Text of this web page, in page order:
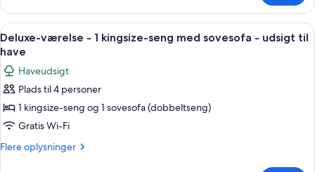
-
kingsize-
seng
Indlæs
alle
billeder
af
Deluxe-
værelse
-
1
Et værelse med en stor seng, en
4
Deluxe-værelse - 1 kingsize-seng med sovesofa - udsigt til
have
Haveudsigt
Plads til 4 personer
1 kingsize-seng og 1 sovesofa (dobbeltseng)
Gratis Wi-Fi
Flere oplysninger
Flere